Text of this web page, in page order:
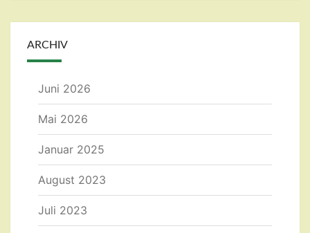
ARCHIV
Juni 2026
Mai 2026
Januar 2025
August 2023
Juli 2023